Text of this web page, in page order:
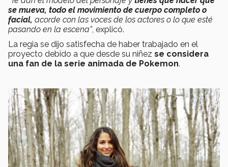
se mueva, todo el movimiento de cuerpo completo o
facial, acorde con las voces de los actores o lo que esté
pasando en la escena”, explicó.
La regia se dijo satisfecha de haber trabajado en el
proyecto debido a que desde su niñez se considera
una fan de la serie animada de Pokemon.